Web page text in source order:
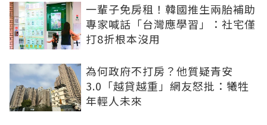
一輩子免房租！韓國推生兩胎補助
專家喊話「台灣應學習」：社宅僅
打8折根本沒用
為何政府不打房？他質疑青安
3.0「越貸越重」網友怒批：犧牲
年輕人未來